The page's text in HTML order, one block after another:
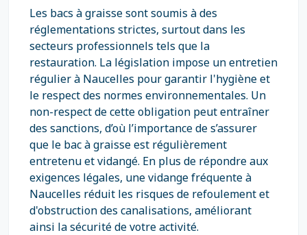
Les bacs à graisse sont soumis à des
réglementations strictes, surtout dans les
secteurs professionnels tels que la
restauration. La législation impose un entretien
régulier à Naucelles pour garantir l'hygiène et
le respect des normes environnementales. Un
non-respect de cette obligation peut entraîner
des sanctions, d’où l’importance de s’assurer
que le bac à graisse est régulièrement
entretenu et vidangé. En plus de répondre aux
exigences légales, une vidange fréquente à
Naucelles réduit les risques de refoulement et
d'obstruction des canalisations, améliorant
ainsi la sécurité de votre activité.